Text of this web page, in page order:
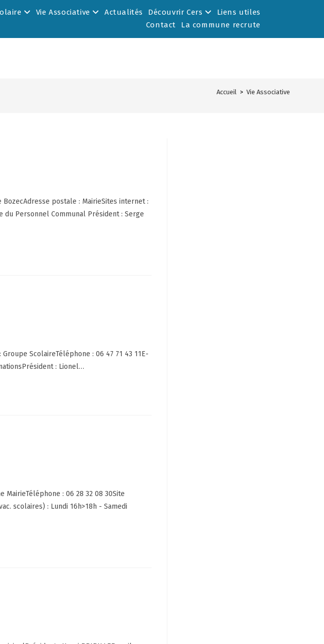
Vie Associative Actualités Découvrir Cers
Liens utiles
Contact
La commune recrute
Accueil > Vie Associative
postale : MairieSites internet :
Personnel Communal Président : Serge
ScolaireTéléphone : 06 47 71 43 11E-
: Lionel…
MairieTéléphone : 06 28 32 08 30Site
scolaires) : Lundi 16h>18h - Samedi